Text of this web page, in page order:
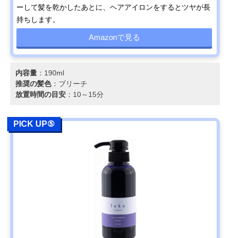
ーして髪を乾かしたあとに、ヘアアイロンをするとツヤが長
持ちします。
Amazonで見る
内容量 ：190ml
推奨の髪色：ブリーチ
放置時間の目安 ：10～15分
PICK UP⑤